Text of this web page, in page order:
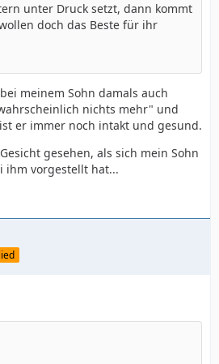
unter Druck setzt, dann kommt
doch das Beste für ihr
meinem Sohn damals auch
nichts mehr" und
er immer noch intakt und gesund.
gesehen, als sich mein Sohn
ihm vorgestellt hat...